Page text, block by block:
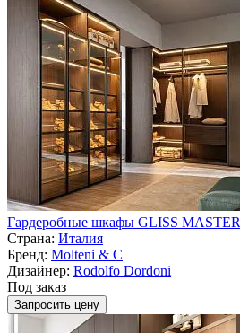
Гардеробные шкафы GLISS
Страна: Италия
Бренд: Molteni & C
Дизайнер: Rodolfo Dordoni
Под заказ
Запросить цену